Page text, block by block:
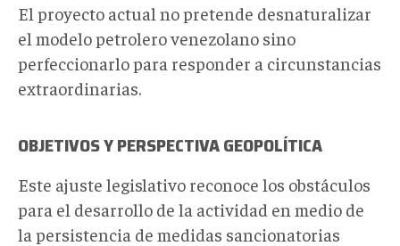
El proyecto actual no pretende desnaturalizar
el modelo petrolero venezolano sino
perfeccionarlo para responder a circunstancias
extraordinarias.
OBJETIVOS Y PERSPECTIVA GEOPOLÍTICA
Este ajuste legislativo reconoce los obstáculos
para el desarrollo de la actividad en medio de
la persistencia de medidas sancionatorias